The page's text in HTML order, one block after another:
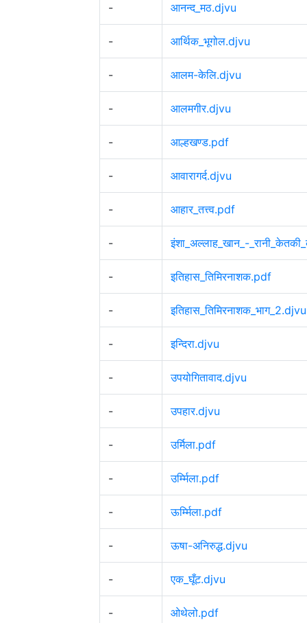
- आनन्द_मठ.djvu
- आर्थिक_भूगोल.djvu
- आलम-केलि.djvu
- आलमगीर.djvu
- आल्हखण्ड.pdf
- आवारागर्द.djvu
- आहार_तत्त्व.pdf
- इंशा_अल्लाह_खान_-
- इतिहास_तिमिरनाशक.pdf
- इतिहास_तिमिरनाशक_भाग_2.djvu
- इन्दिरा.djvu
- उपयोगितावाद.djvu
- उपहार.djvu
- उर्मिला.pdf
- उर्म्मिला.pdf
- ऊर्म्मिला.pdf
- ऊषा-अनिरुद्ध.djvu
- एक_घूँट.djvu
- ओथेलो.pdf